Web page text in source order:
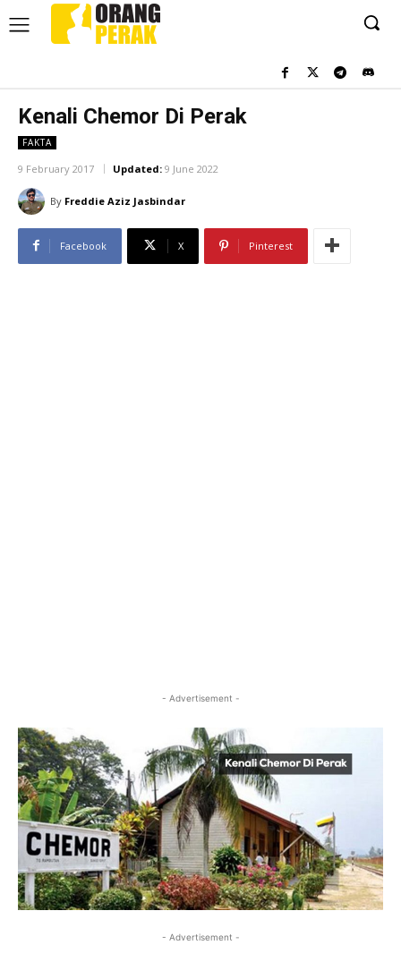
Kenali Chemor Di Perak
FAKTA
9 February 2017 Updated: 9 June 2022
By Freddie Aziz Jasbindar
Facebook X Pinterest
- Advertisement -
- Advertisement -